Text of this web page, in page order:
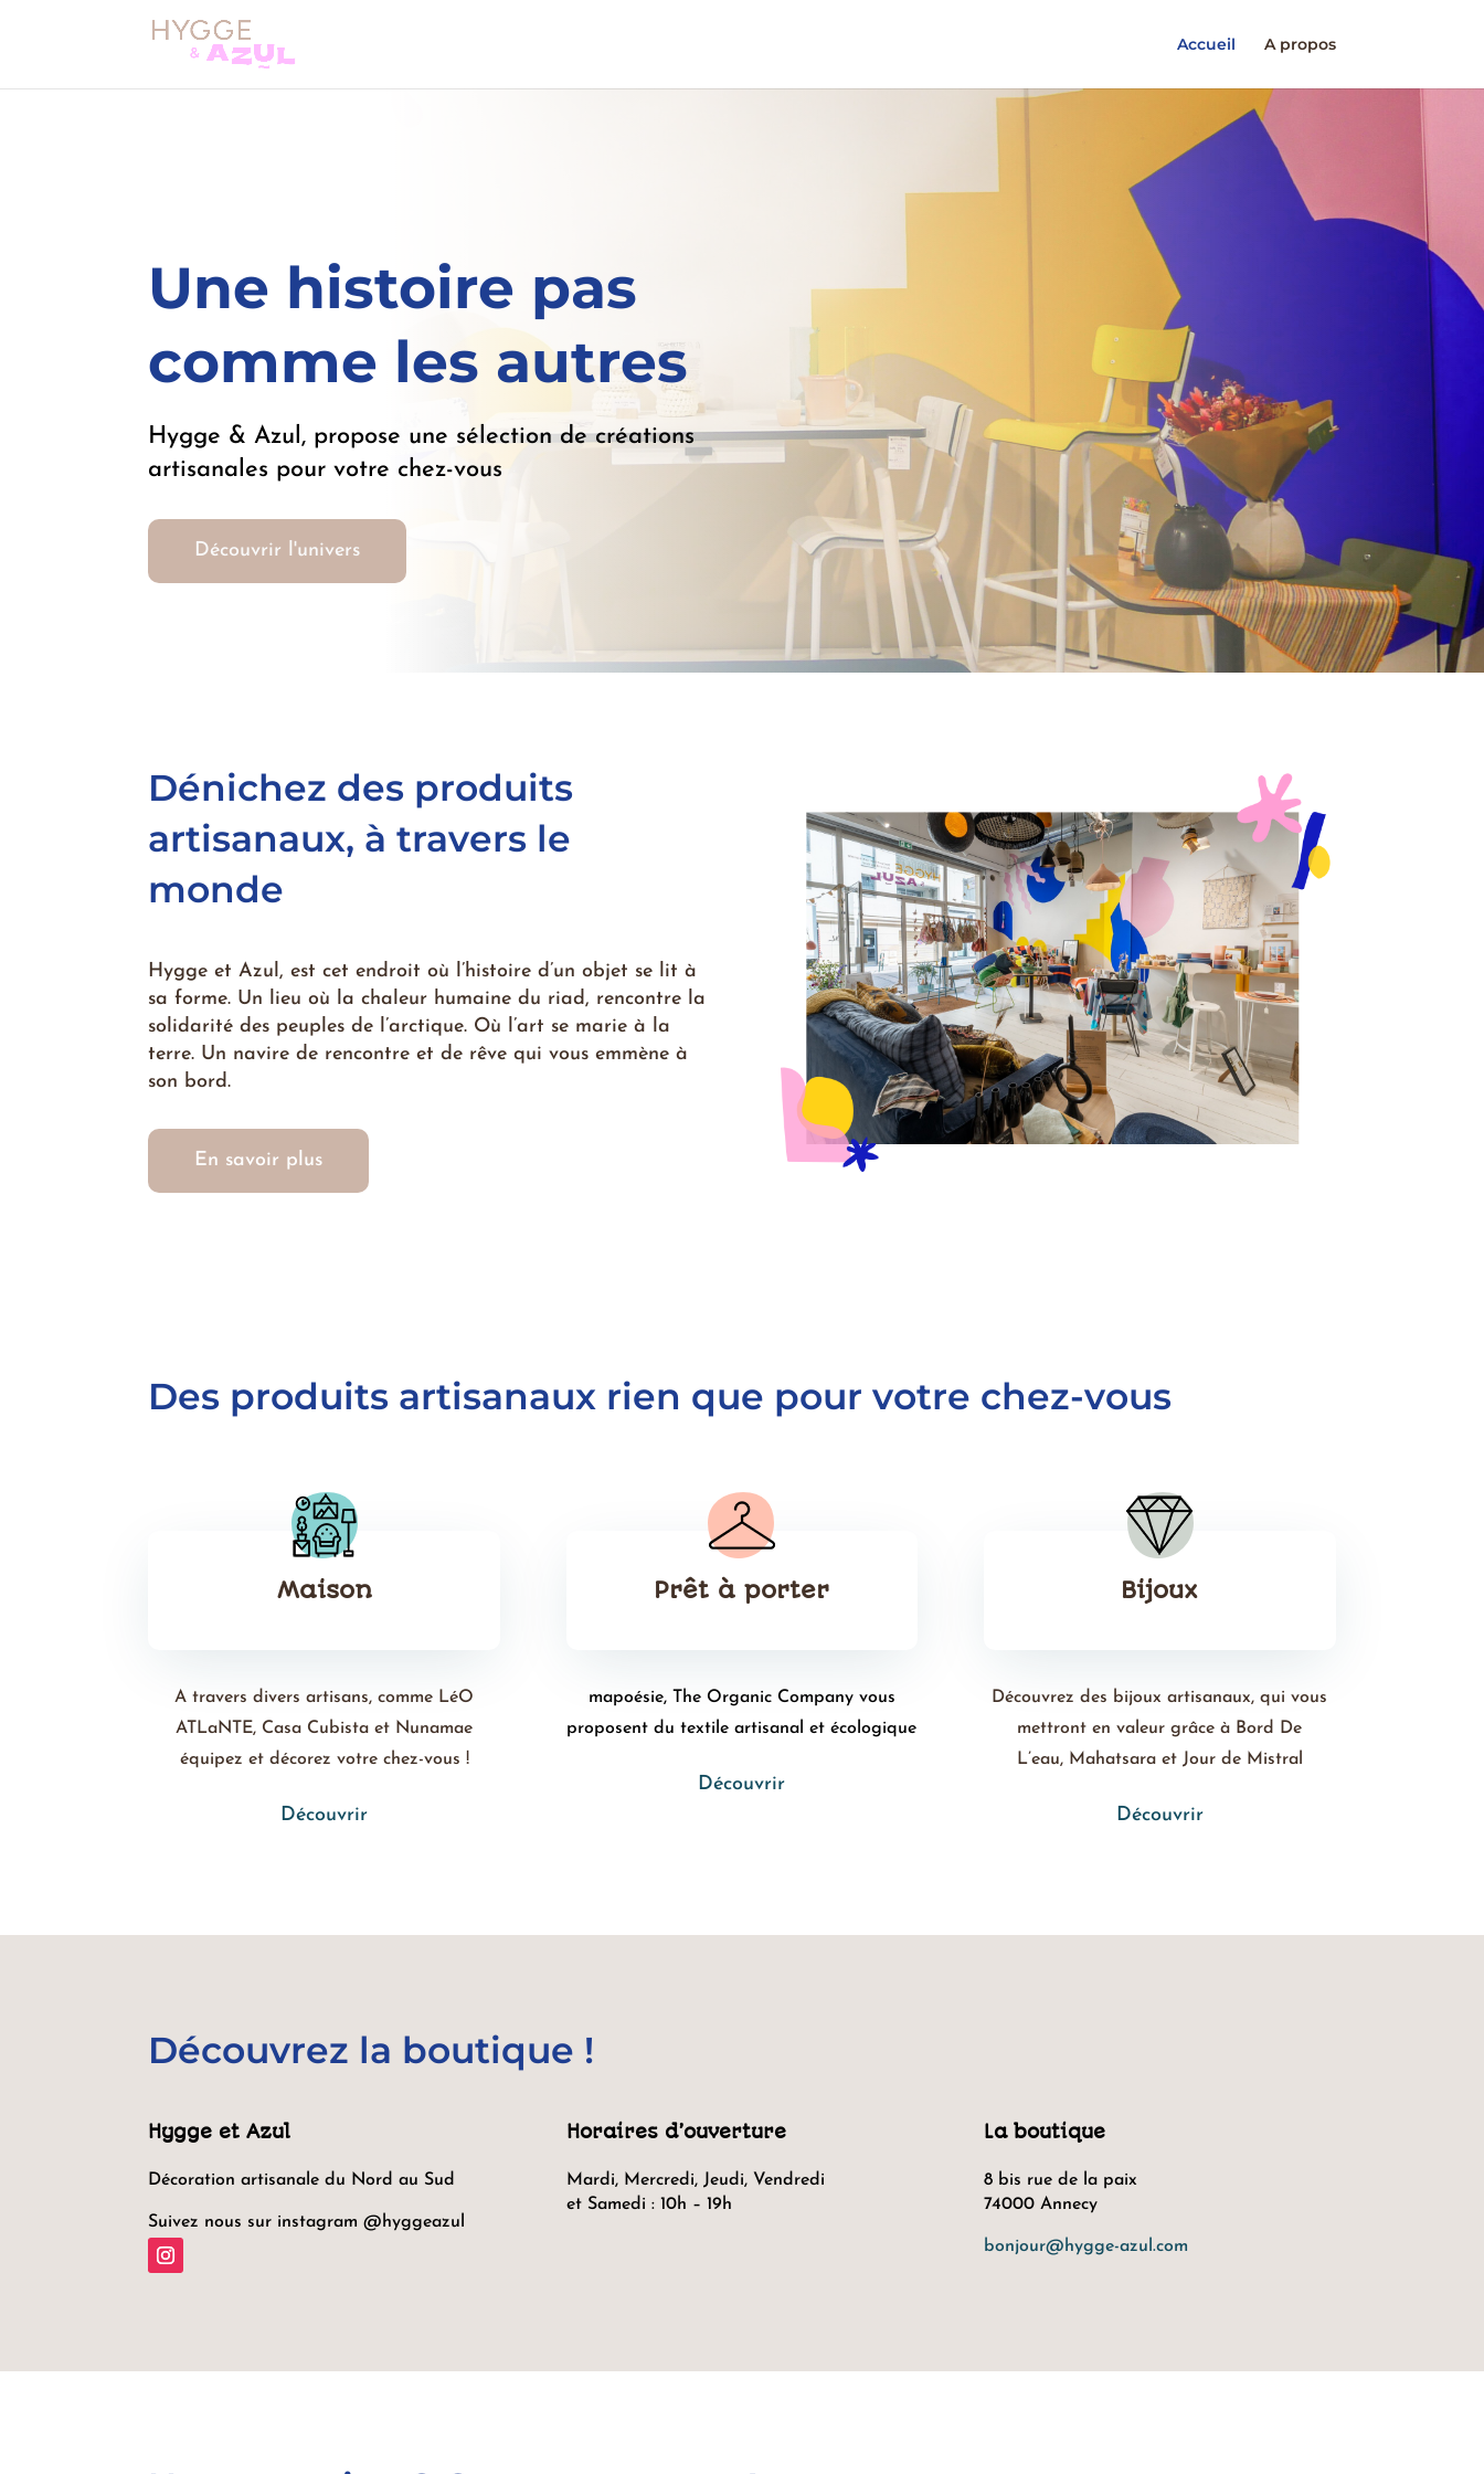
Accueil A propos
Une histoire pas
comme les autres
Hygge & Azul, propose une sélection de créations
artisanales pour votre chez-vous
Découvrir l'univers
Dénichez des produits
artisanaux, à travers le
monde
Hygge et Azul, est cet endroit où l’histoire d’un objet se lit à
sa forme. Un lieu où la chaleur humaine du riad, rencontre la
solidarité des peuples de l’arctique. Où l’art se marie à la
terre. Un navire de rencontre et de rêve qui vous emmène à
son bord.
En savoir plus
Des produits artisanaux rien que pour votre chez-vous
Maison
A travers divers artisans, comme LéO
ATLaNTE, Casa Cubista et Nunamae
équipez et décorez votre chez-vous !
Découvrir
Prêt à porter
mapoésie, The Organic Company vous
proposent du textile artisanal et écologique
Découvrir
Bijoux
Découvrez des bijoux artisanaux, qui vous
mettront en valeur grâce à Bord De
L’eau, Mahatsara et Jour de Mistral
Découvrir
Découvrez la boutique !
Hygge et Azul
Décoration artisanale du Nord au Sud
Suivez nous sur instagram @hyggeazul
Horaires d’ouverture
Mardi, Mercredi, Jeudi, Vendredi
et Samedi : 10h – 19h
La boutique
8 bis rue de la paix
74000 Annecy
bonjour@hygge-azul.com